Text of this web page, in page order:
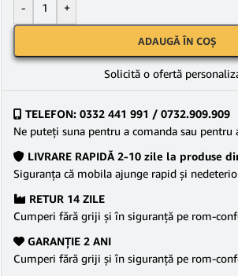
- +
ADAUGĂ ÎN COȘ
Solicită o ofertă
TELEFON: 0332 441 991 / 0732.909.909
Ne puteţi suna pentru a comanda sau pentru
LIVRARE RAPIDĂ 2-10 zile la produse
Siguranţa că mobila ajunge rapid şi
RETUR 14 ZILE
Cumperi fără griji şi în siguranţă pe rom-
GARANŢIE 2 ANI
Cumperi fără griji şi în siguranţă pe rom-